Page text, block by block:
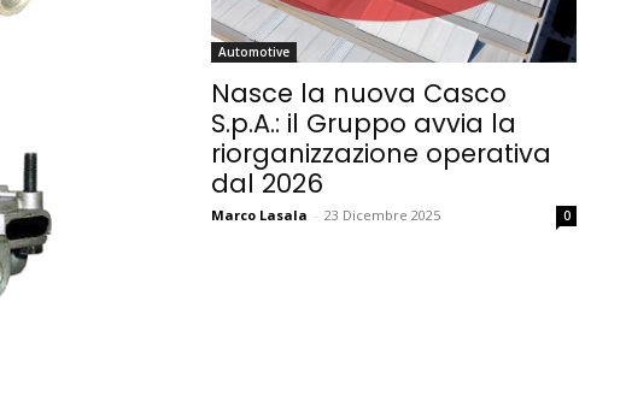
Automotive
Nasce la nuova Casco
S.p.A.: il Gruppo avvia la
riorganizzazione operativa
dal 2026
Marco Lasala - 23 Dicembre 2025 0